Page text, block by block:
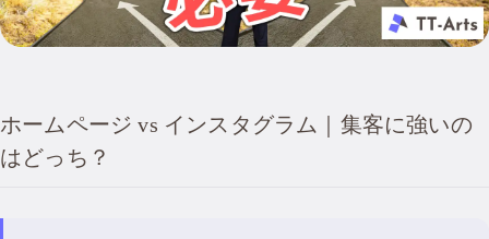
ホームページ vs インスタグラム｜集客に強いの
はどっち？